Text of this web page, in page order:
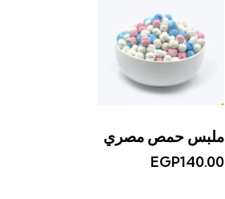
ملبس حمص مصري
EGP140.00